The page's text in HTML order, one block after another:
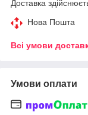
Доставка
Нова Пошта
Всі умови
Умови оплати